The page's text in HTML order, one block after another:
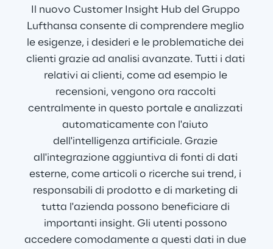
Il nuovo Customer Insight Hub del Gruppo
Lufthansa consente di comprendere meglio
le esigenze, i desideri e le problematiche dei
clienti grazie ad analisi avanzate. Tutti i dati
relativi ai clienti, come ad esempio le
recensioni, vengono ora raccolti
centralmente in questo portale e analizzati
automaticamente con l'aiuto
dell'intelligenza artificiale. Grazie
all'integrazione aggiuntiva di fonti di dati
esterne, come articoli o ricerche sui trend, i
responsabili di prodotto e di marketing di
tutta l'azienda possono beneficiare di
importanti insight. Gli utenti possono
accedere comodamente a questi dati in due